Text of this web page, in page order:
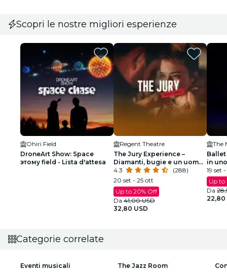
Scopri le nostre migliori esperienze
Ohiri Field
DroneArt Show: Space
этому field - Lista d'attesa
Regent Theatre
The Jury Experience –
Diamanti, bugie e un uomo
morto: Boston giudicherà?
4.3
(288)
20 set - 25 ott
Up to 20% Off
Da 41,00 USD
32,80 USD
in
19 set
Up to
Da
22,80
Categorie correlate
Eventi musicali The Jazz Room